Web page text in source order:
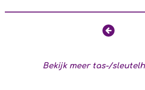
Bekijk meer tas-/